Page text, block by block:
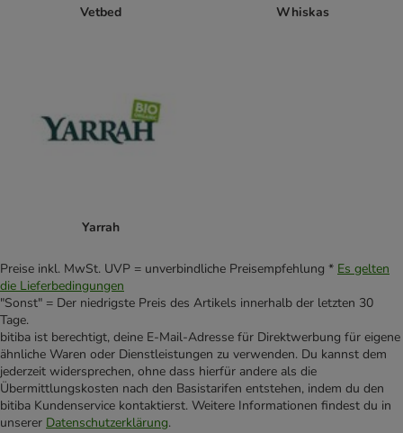
Vetbed Whiskas
Yarrah
Preise inkl. MwSt. UVP = unverbindliche Preisempfehlung * Es gelten
die Lieferbedingungen
"Sonst" = Der niedrigste Preis des Artikels innerhalb der letzten 30
Tage.
bitiba ist berechtigt, deine E-Mail-Adresse für Direktwerbung für eigene
ähnliche Waren oder Dienstleistungen zu verwenden. Du kannst dem
jederzeit widersprechen, ohne dass hierfür andere als die
Übermittlungskosten nach den Basistarifen entstehen, indem du den
bitiba Kundenservice kontaktierst. Weitere Informationen findest du in
unserer Datenschutzerklärung.